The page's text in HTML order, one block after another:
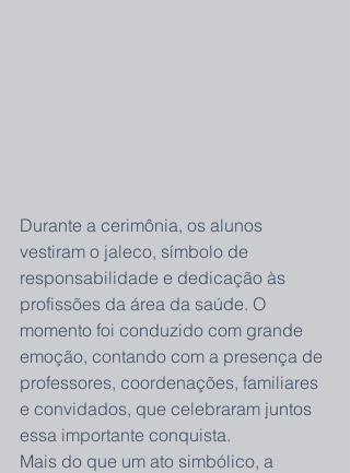
Durante a cerimônia, os alunos
vestiram o jaleco, símbolo de
responsabilidade e dedicação às
profissões da área da saúde. O
momento foi conduzido com grande
emoção, contando com a presença de
professores, coordenações, familiares
e convidados, que celebraram juntos
essa importante conquista.
Mais do que um ato simbólico, a